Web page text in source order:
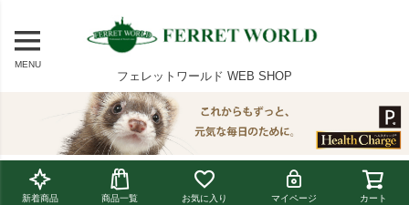
MENU
フェレットワールド WEB SHOP
新着商品 商品一覧 お気に入り マイページ カート